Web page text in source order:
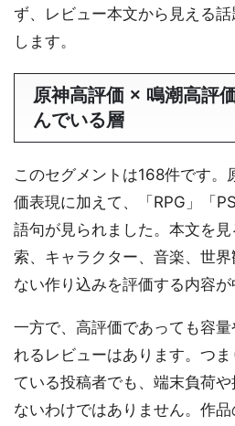
ず、レビュー本文から見える
します。
原神高評価 × 鳴潮高評
んでいる層
このセグメントは168件です。
価表現に加えて、「RPG」「
語句が見られました。本文を
索、キャラクター、音楽、世
ない作り込みを評価する内容が
一方で、高評価であっても容
れるレビューはあります。つ
ている投稿者でも、端末負荷
ないわけではありません。作